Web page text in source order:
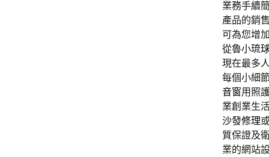
業務手續
產品的銷
可為您增
從魯小琉
現在最多
每個小細
音窗用照
業創業生
沙發修理
質保證及
業的網站